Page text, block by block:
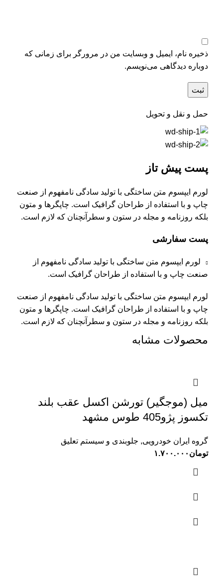
ذخیره نام، ایمیل و وبسایت من در مرورگر برای زمانی که
دوباره دیدگاهی می‌نویسم.
حمل و نقل و تحویل
پست پیش تاز
لورم ایپسوم متن ساختگی با تولید سادگی نامفهوم از صنعت
چاپ و با استفاده از طراحان گرافیک است. چاپگرها و متون
بلکه روزنامه و مجله در ستون و سطرآنچنان که لازم است.
پست سفارشی
لورم ایپسوم متن ساختگی با تولید سادگی نامفهوم از
صنعت چاپ و با استفاده از طراحان گرافیک است.
لورم ایپسوم متن ساختگی با تولید سادگی نامفهوم از صنعت
چاپ و با استفاده از طراحان گرافیک است. چاپگرها و متون
بلکه روزنامه و مجله در ستون و سطرآنچنان که لازم است.
محصولات مشابه
میل (موجگیر) تورشن اکسل عقب بلند
تکسوز پژو405 طوس مشهد
گروه ایران خودرویی, جلوبندی و سیستم تعلیق
تومان ۱.۷۰۰.۰۰۰